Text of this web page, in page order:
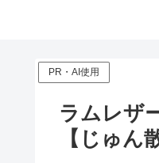
PR・AI使用
ラムレザ
【じゅん